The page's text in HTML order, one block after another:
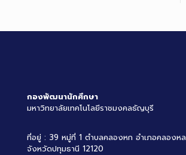
กองพัฒนานักศึกษา
มหาวิทยาลัยเทคโนโลยีราชมงคลธัญบุรี
ที่อยู่ : 39 หมู่ที่ 1 ตำบลคลองหก อำเภอคลองห
จังหวัดปทุมธานี 12120